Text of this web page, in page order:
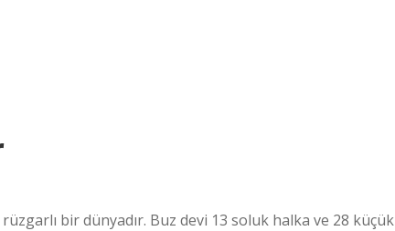
bir dünyadır. Buz devi 13 soluk halka ve 28 küçük